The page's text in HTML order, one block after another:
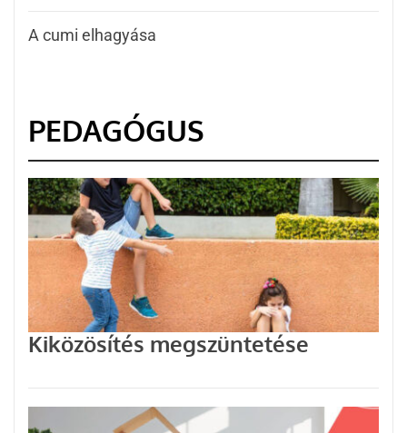
A cumi elhagyása
PEDAGÓGUS
Kiközösítés megszüntetése